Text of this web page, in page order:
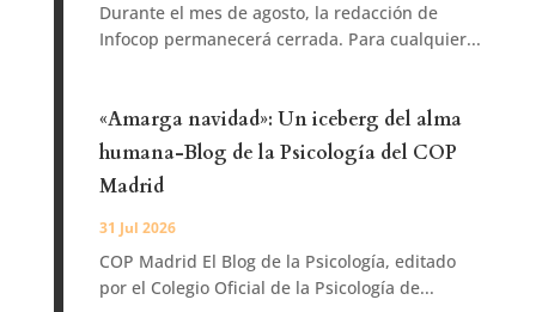
Durante el mes de agosto, la redacción de
Infocop permanecerá cerrada. Para cualquier...
«Amarga navidad»: Un iceberg del alma
humana-Blog de la Psicología del COP
Madrid
31 Jul 2026
COP Madrid El Blog de la Psicología, editado
por el Colegio Oficial de la Psicología de...